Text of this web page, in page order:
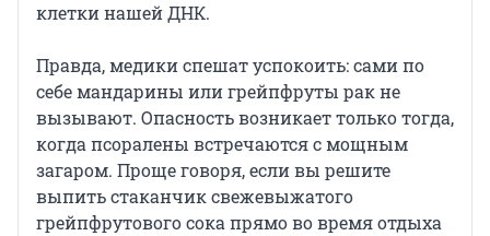
клетки нашей ДНК.
Правда, медики спешат успокоить: сами по
себе мандарины или грейпфруты рак не
вызывают. Опасность возникает только тогда,
когда псоралены встречаются с мощным
загаром. Проще говоря, если вы решите
выпить стаканчик свежевыжатого
грейпфрутового сока прямо во время отдыха